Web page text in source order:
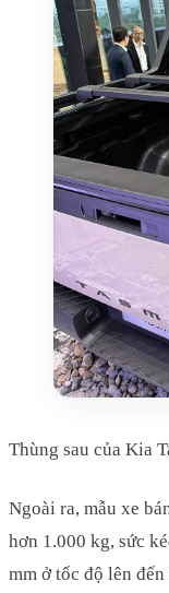
Thùng sau của Kia
Ngoài ra, mẫu xe
hơn 1.000 kg, sức
mm ở tốc độ lên